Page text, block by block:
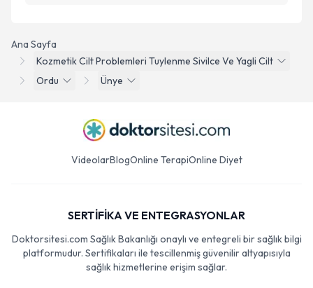
Ana Sayfa
Kozmetik Cilt Problemleri Tuylenme Sivilce Ve Yagli Cilt
Ordu
Ünye
VideolarBlogOnline TerapiOnline Diyet
SERTİFİKA VE ENTEGRASYONLAR
Doktorsitesi.com Sağlık Bakanlığı onaylı ve entegreli bir sağlık bilgi
platformudur. Sertifikaları ile tescillenmiş güvenilir altyapısıyla
sağlık hizmetlerine erişim sağlar.